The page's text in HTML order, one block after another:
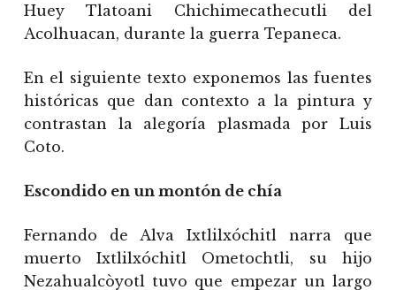
Huey Tlatoani Chichimecathecutli del
Acolhuacan, durante la guerra Tepaneca.
En el siguiente texto exponemos las fuentes
históricas que dan contexto a la pintura y
contrastan la alegoría plasmada por Luis
Coto.
Escondido en un montón de chía
Fernando de Alva Ixtlilxóchitl narra que
muerto Ixtlilxóchitl Ometochtli, su hijo
Nezahualcòyotl tuvo que empezar un largo